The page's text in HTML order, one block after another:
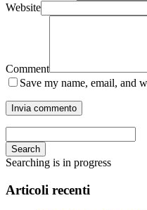
Website
Comment
Save my name, email, and
Search
Searching is in progress
Articoli recenti